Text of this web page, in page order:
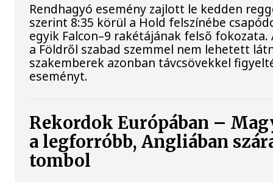
Rendhagyó esemény zajlott le kedden
szerint 8:35 körül a Hold felszínébe
egyik Falcon–9 rakétájának felső fokozata.
a Földről szabad szemmel nem lehetett
szakemberek azonban távcsövekkel
eseményt.
Rekordok Európában –
a legforróbb, Angliában
tombol